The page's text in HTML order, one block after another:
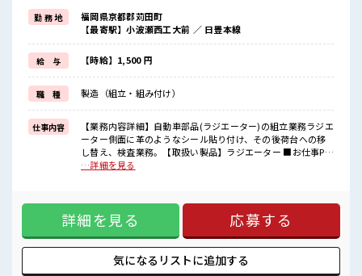
明るすぎたり奇抜でなければ基本的に自由！
(規定有)制服があると毎日の服選びに悩まずOK♪
≪未経験OKの仕事≫
新しいことにチャレンジするのは不安だけど、
しっかり働く環境が整っています！
イチからスキルUP・ステップUP目指していきましょう！
≪自分に向いている仕事が探せる≫
困った事などがあれば、
担当がしっかりサポートします！
■職場の雰囲気
少人数の職場だから一緒に働く仲間との距離もグッと近い！
髪型にこだわりのあるアナタは必見！
勤 務 地
福岡県京都郡苅田町
【最寄駅】小波瀬西工大前 ／ 日豊本線
給 与 【時給】1,500 円
職 種 製造（組立・組み付け）
仕事内容
【業務内容詳細】自動車部品(ラジエーター)の組立業務ラジエ
ーター側面に革のようなシール貼り付け、その後荷台への移
し替え、検査業務。【取扱い製品】ラジエーター ■お仕事PR
≪残業で稼げる≫ 高収入を希望される方にオススメ。 残業は
制服があると毎日の服選びに悩まずOK♪ ≪未経験OKの仕事
≫ 新しいことにチャレンジするのは不安だけど、 しっかり働
く環境が整っています！ イチからスキルUP・ステップUP目
指していきましょう！ ≪自分に向いている仕事が探せる≫ 困
った事などがあれば、 担当がしっかりサポートします！ ■職
場の雰囲気 少人数の職場だから一緒に働く仲間との距離もグ
…詳細を見る
詳細を見る 応募する
気になるリストに追加する